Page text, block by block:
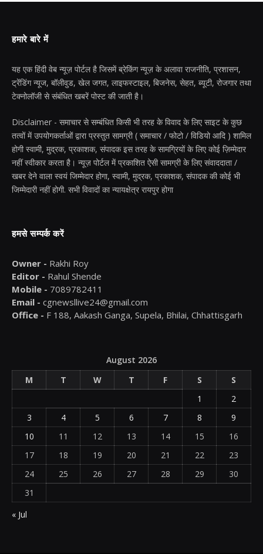
हमारे बारे में
यह एक हिंदी वेब न्यूज़ पोर्टल है जिसमें ब्रेकिंग न्यूज़ के अलावा राजनीति, प्रशासन,
ट्रेंडिंग न्यूज, बॉलीवुड, खेल जगत, लाइफस्टाइल, बिजनेस, सेहत, ब्यूटी, रोजगार तथा
टेक्नोलॉजी से संबंधित खबरें पोस्ट की जाती है।
Disclaimer - समाचार से सम्बंधित किसी भी तरह के विवाद के लिए साइट के कुछ
तत्वों में उपयोगकर्ताओं द्वारा प्रस्तुत सामग्री ( समाचार / फोटो / विडियो आदि ) शामिल
होगी स्वामी, मुद्रक, प्रकाशक, संपादक इस तरह के सामग्रियों के लिए कोई ज़िम्मेदार
नहीं स्वीकार करता है। न्यूज़ पोर्टल में प्रकाशित ऐसी सामग्री के लिए संवाददाता /
खबर देने वाला स्वयं जिम्मेदार होगा, स्वामी, मुद्रक, प्रकाशक, संपादक की कोई भी
जिम्मेदारी नहीं होगी. सभी विवादों का न्यायक्षेत्र रायपुर होगा
हमसे सम्पर्क करें
Owner - Rakhi Roy
Editor - Rahul Shende
Mobile - 7089782411
Email - cgnewsllive24@gmail.com
Office - F 188, Aakash Ganga, Supela, Bhilai, Chhattisgarh
August 2026
M
T W T F S
S
1
2
3
4 5 6 7 8
9
10
11 12 13 14 15
16
17
18 19 20 21 22
23
24
25 26 27 28 29
30
31
« Jul